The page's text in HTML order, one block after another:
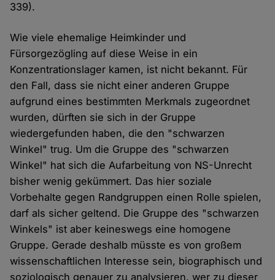
339).
Wie viele ehemalige Heimkinder und
Fürsorgezögling auf diese Weise in ein
Konzentrationslager kamen, ist nicht bekannt. Für
den Fall, dass sie nicht einer anderen Gruppe
aufgrund eines bestimmten Merkmals zugeordnet
wurden, dürften sie sich in der Gruppe
wiedergefunden haben, die den "schwarzen
Winkel" trug. Um die Gruppe des "schwarzen
Winkel" hat sich die Aufarbeitung von NS-Unrecht
bisher wenig gekümmert. Das hier soziale
Vorbehalte gegen Randgruppen einen Rolle spielen,
darf als sicher geltend. Die Gruppe des "schwarzen
Winkels" ist aber keineswegs eine homogene
Gruppe. Gerade deshalb müsste es von großem
wissenschaftlichen Interesse sein, biographisch und
soziologisch genauer zu analysieren, wer zu dieser